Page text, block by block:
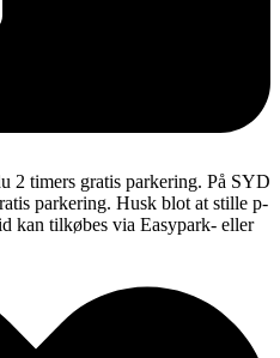
2 timers gratis parkering. På SYD
parkering. Husk blot at stille p-
kan tilkøbes via Easypark- eller